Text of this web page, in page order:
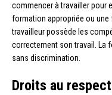
commencer à travailler pour
formation appropriée ou une
travailleur possède les
correctement son travail. La
sans discrimination.
Droits au